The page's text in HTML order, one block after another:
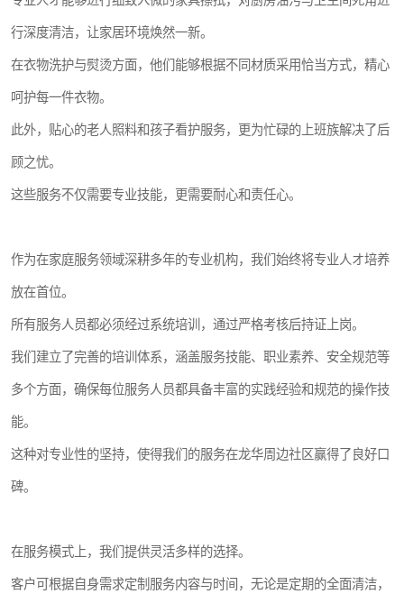
行深度清洁，让家居环境焕然一新。
在衣物洗护与熨烫方面，他们能够根据不同材质采用恰当方式，精心
呵护每一件衣物。
此外，贴心的老人照料和孩子看护服务，更为忙碌的上班族解决了后
顾之忧。
这些服务不仅需要专业技能，更需要耐心和责任心。
作为在家庭服务领域深耕多年的专业机构，我们始终将专业人オ培养
放在首位。
所有服务人员都必须经过系统培训，通过严格考核后持证上岗。
我们建立了完善的培训体系，涵盖服务技能、职业素养、安全规范等
多个方面，确保每位服务人员都具备丰富的实践经验和规范的操作技
能。
这种对专业性的坚持，使得我们的服务在龙华周边社区赢得了良好口
碑。
在服务模式上，我们提供灵活多样的选择。
客户可根据自身需求定制服务内容与时间，无论是定期的全面清洁，